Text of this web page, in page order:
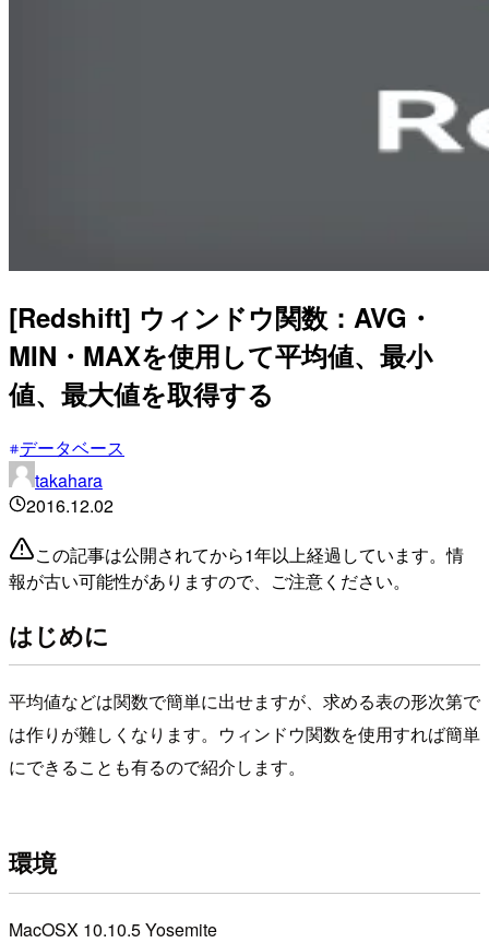
[Redshift] ウィンドウ関数：AVG・
MIN・MAXを使用して平均値、最小
値、最大値を取得する
データベース
takahara
2016.12.02
この記事は公開されてから1年以上経過しています。情
報が古い可能性がありますので、ご注意ください。
はじめに
平均値などは関数で簡単に出せますが、求める表の形次第で
は作りが難しくなります。ウィンドウ関数を使用すれば簡単
にできることも有るので紹介します。
環境
MacOSX 10.10.5 Yosemite